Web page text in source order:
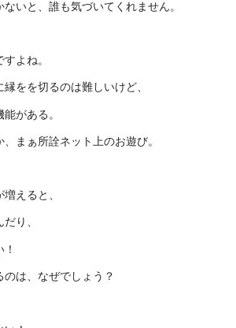
いと、誰も気づいてくれません。
よね。
をを切るのは難しいけど、
がある。
まぁ所詮ネット上のお遊び。
えると、
り、
は、なぜでしょう？